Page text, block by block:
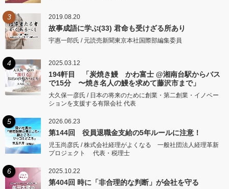
3 2019.08.20
故事成語に学ぶ(33) 君命も受けざる所あり
宇惠一郎氏 / 元読売新聞東京本社国際部編集委員
4 2025.03.12
194軒目 「炭焼き鰻 かわ富士 @湘南台駅からバス
で15分 〜焼き名人の鰻を求めて藤沢市まで」
大久保一彦氏 / 日本の将来のために創業・第二創業・イノベー
ションを支援する有限会社 代表
5 2026.06.23
第144回 役員退職金支給の5年ルールに注意！
児玉尚彦氏 / 株式会社経理がよくなる 一般社団法人経理革新
プロジェクト 代表・税理士
6 2025.10.22
第404回 時に「非合理的な判断」が会社を守る